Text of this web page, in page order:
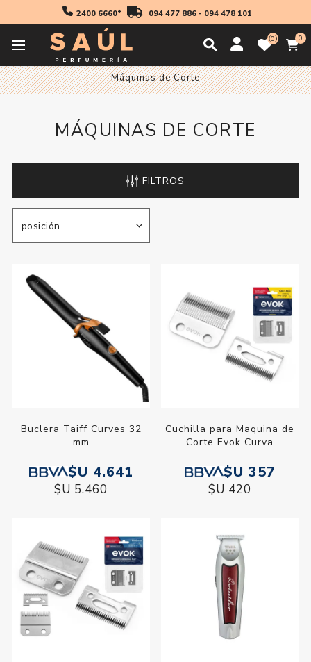
2400 6660* 094 477 886- 094 478 101
0 0
Inicio Accesorios
Máquinas de Corte
MÁQUINAS DE CORTE
FILTROS
Buclera Taiff Curves 32
mm
$U 4.641
$U 5.460
Cuchilla para Maquina de
Corte Evok Curva
$U 357
$U 420